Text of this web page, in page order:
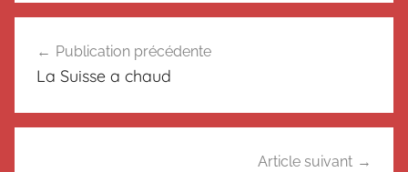
N
c
l
de
Publication précédente
La Suisse a chaud
Article suivant